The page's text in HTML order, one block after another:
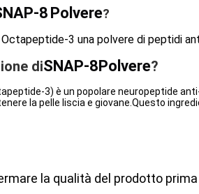
8 Polvere?
una polvere di peptidi
diSNAP-8Polvere?
3) è un popolare neuropeptide
la pelle liscia e giovane.Questo
la qualità del prodotto